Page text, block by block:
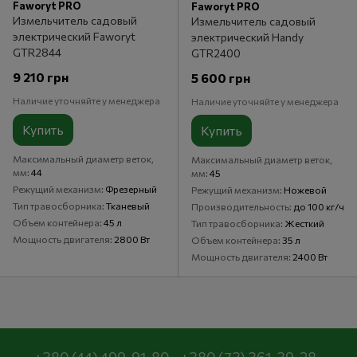
Faworyt PRO
Измельчитель садовый
электрический Faworyt
GTR2844
9 210 грн
Наличие уточняйте у менеджера
Купить
Максимальный диаметр веток,
мм 44
Режущий механизм Фрезерный
Тип травосборника Тканевый
Объем контейнера 45 л
Мощность двигателя 2800 Вт
Faworyt PRO
Измельчитель садовый
электрический Handy
GTR2400
5 600 грн
Наличие уточняйте у менеджера
Купить
Максимальный диаметр веток,
мм 45
Режущий механизм Ножевой
Производительность до 100 кг/ч
Тип травосборника Жесткий
Объем контейнера 35 л
Мощность двигателя 2400 Вт